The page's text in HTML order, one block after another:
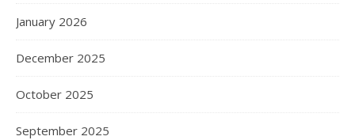
January 2026
December 2025
October 2025
September 2025